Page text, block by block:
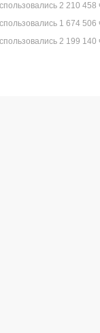
2 210 458
1 674 506
2 199 140